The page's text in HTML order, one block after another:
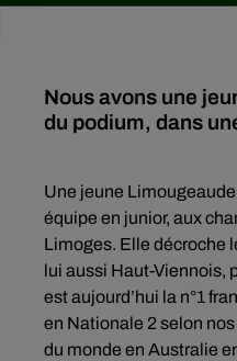
Nous avons une
du podium, dans
Une jeune
équipe en junior, aux
Limoges. Elle décroche
lui aussi Haut-Viennois,
est aujourd’hui la n°1
en Nationale 2 selon nos
du monde en Australie